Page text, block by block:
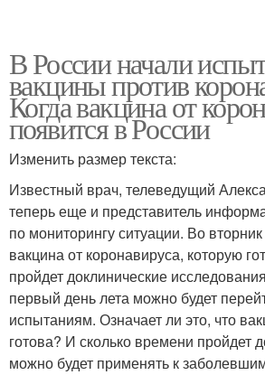
В России начали
вакцины против
Когда вакцина от
появится в России
Изменить размер текста:
Известный врач, телеведущий
теперь еще и представитель
по мониторингу ситуации. Во
вакцина от коронавируса, которую
пройдет доклинические
первый день лета можно будет
испытаниям. Означает ли это, что
готова? И сколько времени пройдет
можно будет применять к